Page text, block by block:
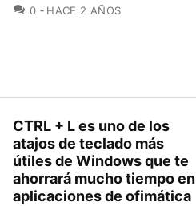
0 COMENTARIOS
HACE 2 AÑOS
CTRL + L es uno de los
atajos de teclado más
útiles de Windows que te
ahorrará mucho tiempo en
aplicaciones de ofimática